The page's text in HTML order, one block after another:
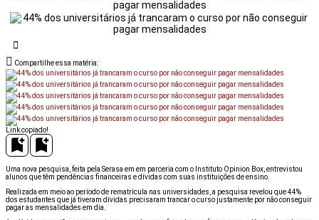
Compartilhe essa matéria:
Link copiado!
Uma nova pesquisa, feita pela Serasa em em parceria com o Instituto Opinion Box, entrevistou
alunos que têm pendências financeiras e dívidas com suas instituições de ensino.
Realizada em meio ao período de rematrícula nas universidades, a pesquisa revelou que 44%
dos estudantes que já tiveram dívidas precisaram trancar o curso justamente por não conseguir
pagar as mensalidades em dia.